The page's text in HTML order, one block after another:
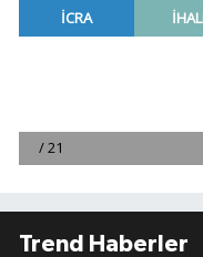
Trend Haberler